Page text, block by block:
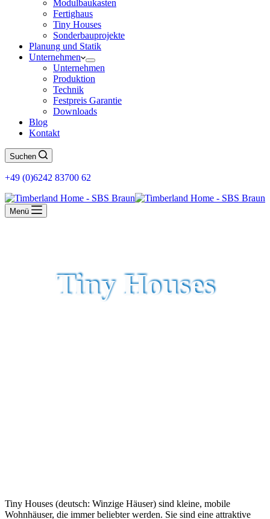
Modulbaukasten
Fertighaus
Tiny Houses
Sonderbauprojekte
Planung und Statik
Unternehmen
Unternehmen
Produktion
Technik
Festpreis Garantie
Downloads
Blog
Kontakt
Suchen
+49 (0)6242 83700 62
Menü
Tiny Houses
Tiny Houses (deutsch: Winzige Häuser) sind kleine, mobile
Wohnhäuser, die immer beliebter werden. Sie sind eine attraktive